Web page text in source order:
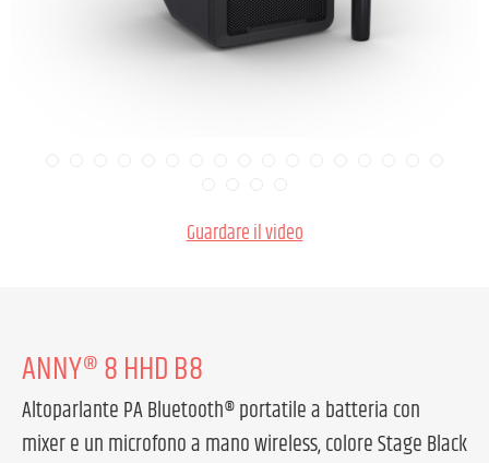
Guardare il video
ANNY® 8 HHD B8
Altoparlante PA Bluetooth® portatile a batteria con
mixer e un microfono a mano wireless, colore Stage Black